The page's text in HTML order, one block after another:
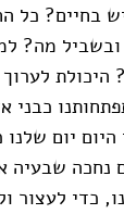
בחיים? כל
מה?
כבני
יום שלנו
נחכה שבעיה
כדי לעצור